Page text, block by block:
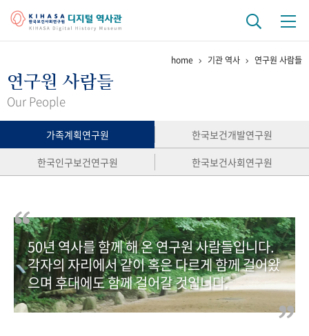
걸어온 길 기관 변천사
연구 역사
정책과 연구 키워드로 보는 연구 역사
연구자들
간행물 변천사
기록물 아카이브
사진 아카이브 문서 기록물 행정박물 영상 기록물
50+1주년 기념
+1
home 기관 역사 연구원 사람들
연구원 사람들
Our People
가족계획연구원
한국보건개발연구원
한국인구보건연구원
한국보건사회연구원
50년 역사를 함께 해 온 연구원 사람들입니다.
각자의 자리에서 같이 혹은 다르게 함께 걸어왔
으며 후대에도 함께 걸어갈 것입니다.